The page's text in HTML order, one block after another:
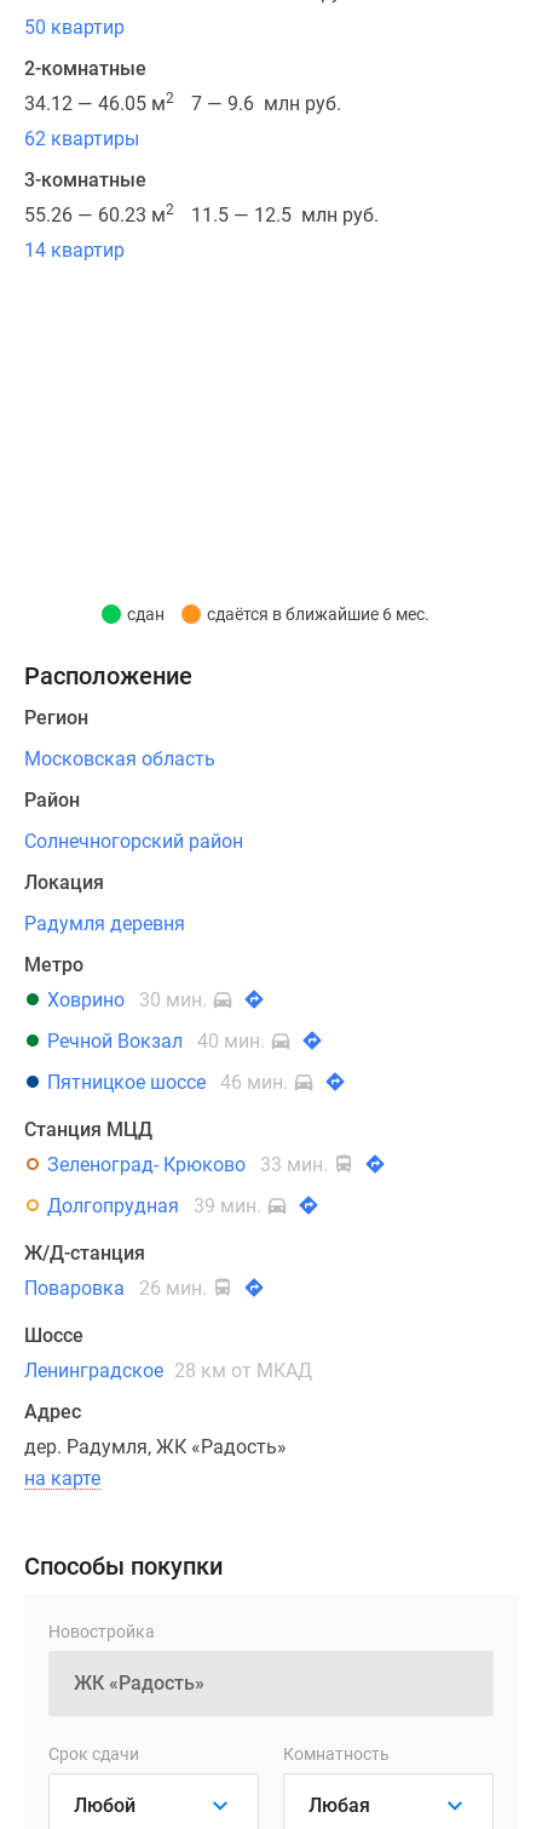
9
этажей.
Фасады
облицуют
нейтральных
оттенков
и
декорируют
керамической
окружающий
массив,
озеро
внутренний
благоустроенный
В
комплекса
–
студии
квартиры
с
комнат
от
одной
трех.
Площадь
варьируется
от
до
60.23
кв.
фасадах
предусмотрены
корзины
кондиционеры.
Лоты
переходят
50 квартир
2-комнатные
34.12 — 46.05 м2
7 — 9.6 млн руб.
62 квартиры
3-комнатные
55.26 — 60.23 м2
11.5 — 12.5 млн руб.
14 квартир
сдан сдаётся в ближайшие 6 мес.
Расположение
Регион
Московская область
Район
Солнечногорский район
Локация
Радумля деревня
Метро
Ховрино
30 мин.
Речной Вокзал
40 мин.
Пятницкое шоссе
46 мин.
Станция МЦД
Зеленоград- Крюково
33 мин.
Долгопрудная
39 мин.
Ж/Д-станция
Поваровка
26 мин.
Шоссе
Ленинградское 28 км от МКАД
Адрес
дер. Радумля, ЖК «Радость»
на карте
Способы покупки
Новостройка
Срок сдачи Комнатность